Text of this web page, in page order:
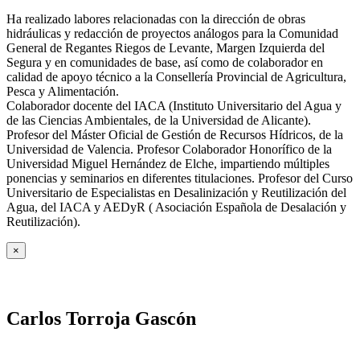
Ha realizado labores relacionadas con la dirección de obras
hidráulicas y redacción de proyectos análogos para la Comunidad
General de Regantes Riegos de Levante, Margen Izquierda del
Segura y en comunidades de base, así como de colaborador en
calidad de apoyo técnico a la Consellería Provincial de Agricultura,
Pesca y Alimentación.
Colaborador docente del IACA (Instituto Universitario del Agua y
de las Ciencias Ambientales, de la Universidad de Alicante).
Profesor del Máster Oficial de Gestión de Recursos Hídricos, de la
Universidad de Valencia. Profesor Colaborador Honorífico de la
Universidad Miguel Hernández de Elche, impartiendo múltiples
ponencias y seminarios en diferentes titulaciones. Profesor del Curso
Universitario de Especialistas en Desalinización y Reutilización del
Agua, del IACA y AEDyR ( Asociación Española de Desalación y
Reutilización).
×
Carlos Torroja Gascón